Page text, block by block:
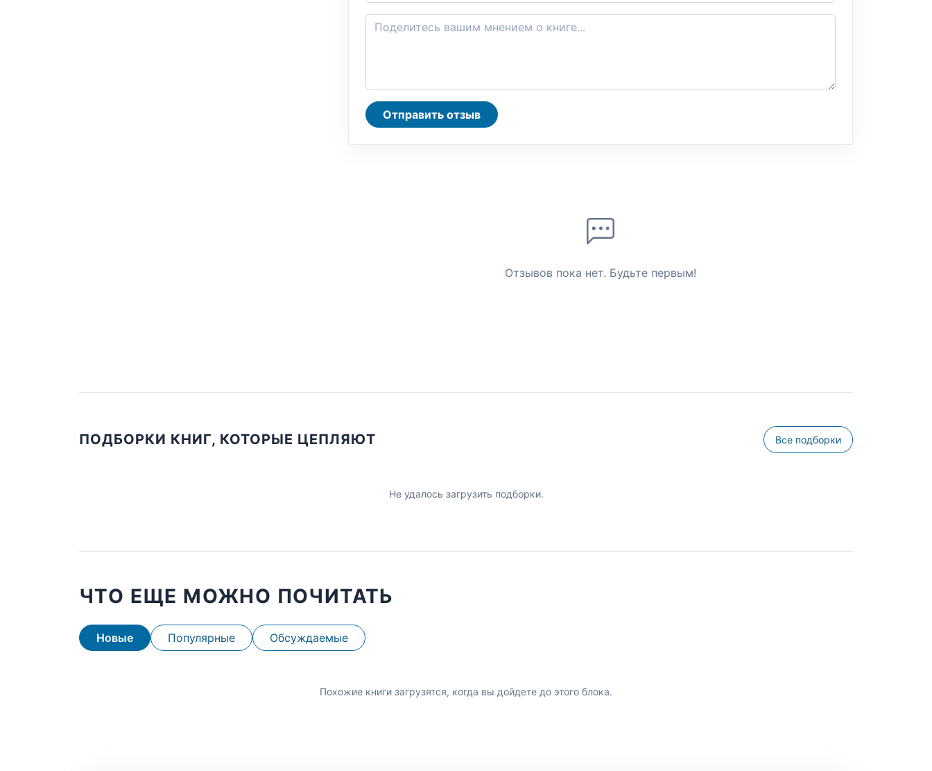
Отправить отзыв
Отзывов пока нет. Будьте первым!
ПОДБОРКИ КНИГ, КОТОРЫЕ ЦЕПЛЯЮТ Все подборки
Не удалось загрузить подборки.
ЧТО ЕЩЕ МОЖНО ПОЧИТАТЬ
Новые Популярные Обсуждаемые
Похожие книги загрузятся, когда вы дойдете до этого блока.